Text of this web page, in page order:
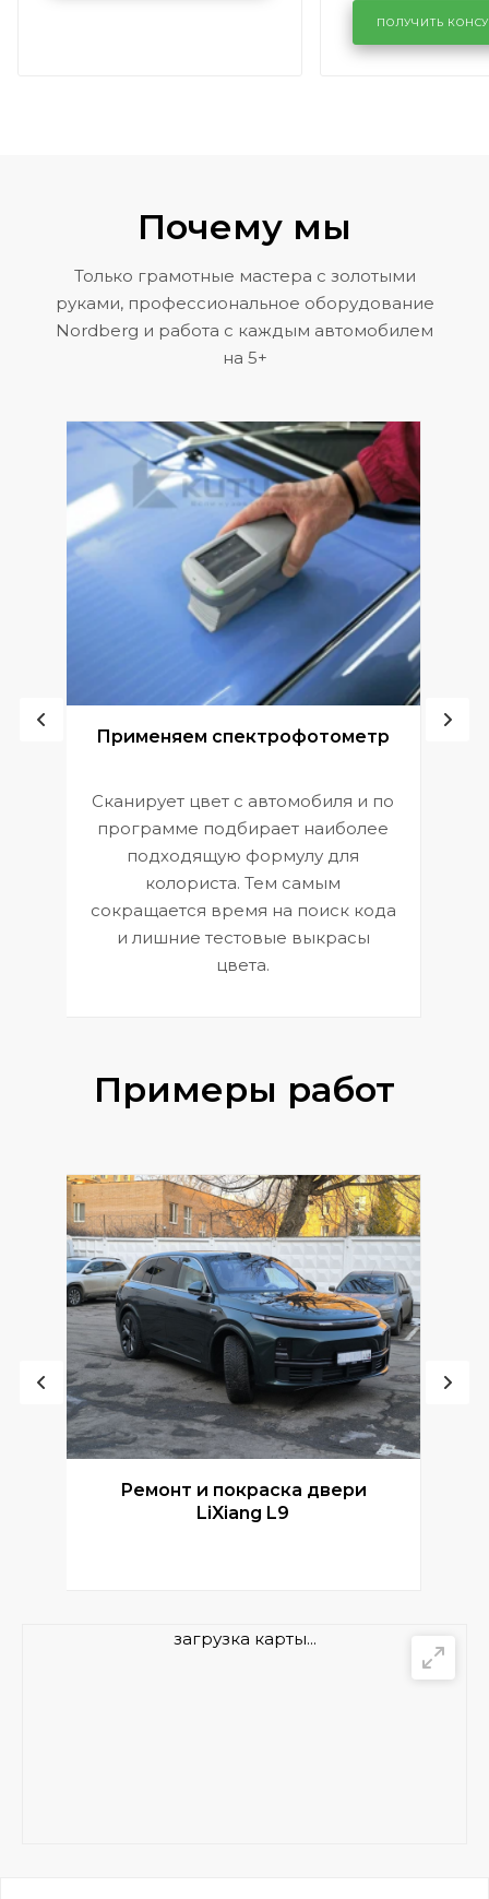
районе
Volkswagen
ПОЛУЧИТЬ
Почему мы
Только грамотные мастера с золотыми
руками, профессиональное оборудование
Nordberg и работа с каждым автомобилем
на 5+
Применяем спектрофотометр
Сканирует цвет с автомобиля и по
программе подбирает наиболее
подходящую формулу для
колориста. Тем самым
сокращается время на поиск кода
и лишние тестовые выкрасы
цвета.
Примеры работ
Ремонт и покраска двери
LiXiang L9
загрузка карты...